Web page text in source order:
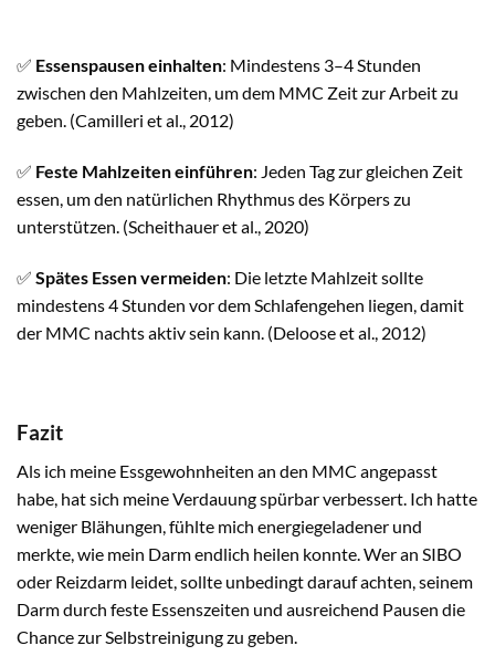
✅ Essenspausen einhalten: Mindestens 3–4 Stunden
zwischen den Mahlzeiten, um dem MMC Zeit zur Arbeit zu
geben. (Camilleri et al., 2012)
✅ Feste Mahlzeiten einführen: Jeden Tag zur gleichen Zeit
essen, um den natürlichen Rhythmus des Körpers zu
unterstützen. (Scheithauer et al., 2020)
✅ Spätes Essen vermeiden: Die letzte Mahlzeit sollte
mindestens 4 Stunden vor dem Schlafengehen liegen, damit
der MMC nachts aktiv sein kann. (Deloose et al., 2012)
Fazit
Als ich meine Essgewohnheiten an den MMC angepasst
habe, hat sich meine Verdauung spürbar verbessert. Ich hatte
weniger Blähungen, fühlte mich energiegeladener und
merkte, wie mein Darm endlich heilen konnte. Wer an SIBO
oder Reizdarm leidet, sollte unbedingt darauf achten, seinem
Darm durch feste Essenszeiten und ausreichend Pausen die
Chance zur Selbstreinigung zu geben.